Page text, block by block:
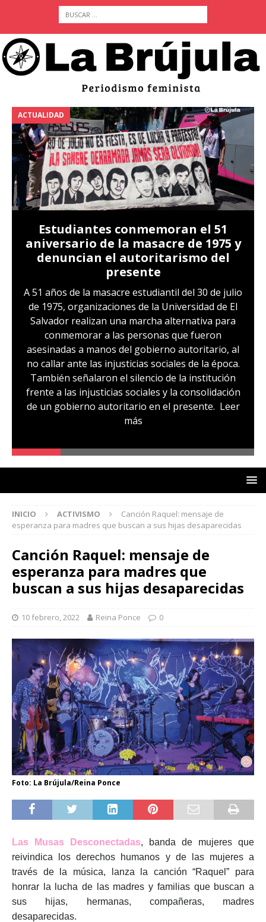
ACTUALIDAD
Estudiantes conmemoran el 51
aniversario de la masacre de 1975 y
denuncian el autoritarismo del
presente
A 51 años de la masacre estudiantil del 30 de julio
de 1975, organizaciones de la Universidad de El
Salvador realizan una marcha alternativa para
conmemorar a las personas que fueron
asesinadas a manos del gobierno autoritario, al
no callar ante las injusticias sociales de la época.
También señalaron el silencio de la institución
frente a las injusticias sociales y la consolidación
de un gobierno autoritario en el presente. Leer
más
INICIO ACTIVISMO
Canción Raquel: mensaje de
esperanza para madres que buscan a sus hijas desaparecidas
Canción Raquel: mensaje de
esperanza para madres que
buscan a sus hijas desaparecidas
10 febrero, 2022 Reina Ponce 0
Foto: La Brújula/Reina Ponce
Las Musas Desconectadas, banda de mujeres que
reivindica los derechos humanos y de las mujeres a
través de la música, lanza la canción “Raquel” para
honrar la lucha de las madres y familias que buscan a
sus hijas, hermanas, compañeras, madres
desaparecidas.